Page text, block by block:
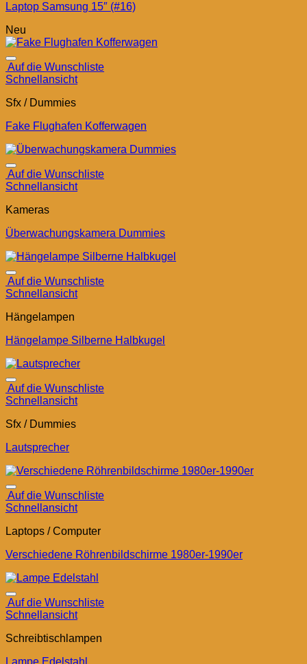
Laptop Samsung 15″ (#16)
Neu
Auf die Wunschliste
Schnellansicht
Sfx / Dummies
Fake Flughafen Kofferwagen
Auf die Wunschliste
Schnellansicht
Kameras
Überwachungskamera Dummies
Auf die Wunschliste
Schnellansicht
Hängelampen
Hängelampe Silberne Halbkugel
Auf die Wunschliste
Schnellansicht
Sfx / Dummies
Lautsprecher
Auf die Wunschliste
Schnellansicht
Laptops / Computer
Verschiedene Röhrenbildschirme 1980er-1990er
Auf die Wunschliste
Schnellansicht
Schreibtischlampen